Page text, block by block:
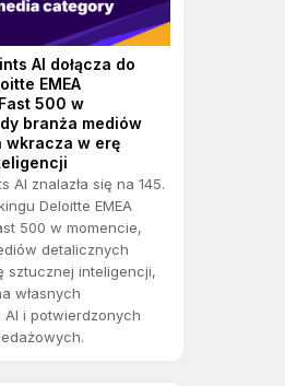
AI dołącza do
EMEA
500 w
branża mediów
wkracza w erę
AI znalazła się na 145.
Deloitte EMEA
500 w momencie,
detalicznych
sztucznej inteligencji,
własnych
i potwierdzonych